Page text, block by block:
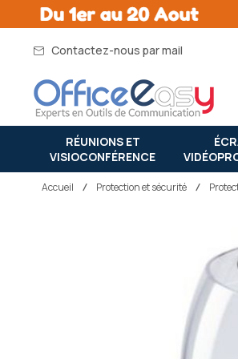
Contactez-nous par mail
RÉUNIONS ET
VISIOCONFÉRENCE
Accueil protection et sécurité